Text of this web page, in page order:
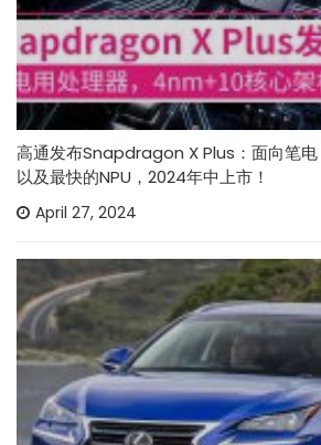
高通发布Snapdragon X Plus：面向笔
以及最快的NPU，2024年中上市！
April 27, 2024